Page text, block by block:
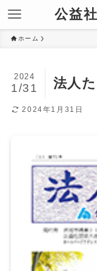
公益
ホーム
法人
2024
1/31
2024年1月31日